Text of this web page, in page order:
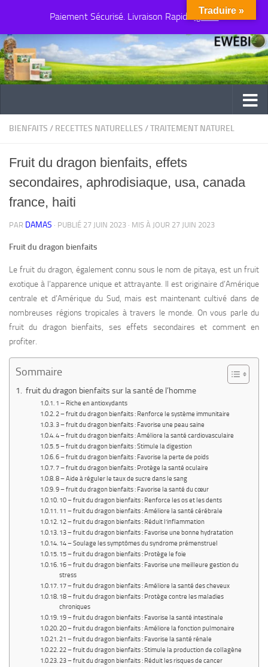
Paiement Sécurisé. Livraison Rapide Ignorer
Au dessous du contenu
BIENFAITS / RECETTES NATURELLES /TRAITEMENT NATUREL
Fruit du dragon bienfaits, effets
secondaires, aphrodisiaque, usa, canada
france, haiti
PAR DAMAS · PUBLIÉ 27 JUIN 2023 · MIS À JOUR 27 JUIN 2023
Fruit du dragon bienfaits
Le fruit du dragon, également connu sous le nom de pitaya, est un fruit
exotique à l’apparence unique et attrayante. Il est originaire d’Amérique
centrale et d’Amérique du Sud, mais est maintenant cultivé dans de
nombreuses régions tropicales à travers le monde. On vous parle du
fruit du dragon bienfaits, ses effets secondaires et comment en
profiter.
Sommaire
fruit du dragon bienfaits sur la santé de l’homme
1 – Riche en antioxydants
2 – fruit du dragon bienfaits : Renforce le système immunitaire
3 – fruit du dragon bienfaits : Favorise une peau saine
4 – fruit du dragon bienfaits : Améliore la santé cardiovasculaire
5 – fruit du dragon bienfaits : Stimule la digestion
6 – fruit du dragon bienfaits : Favorise la perte de poids
7 – fruit du dragon bienfaits : Protège la santé oculaire
8 – Aide à réguler le taux de sucre dans le sang
9 – fruit du dragon bienfaits : Favorise la santé du cœur
10 – fruit du dragon bienfaits : Renforce les os et les dents
11 – fruit du dragon bienfaits : Améliore la santé cérébrale
12 – fruit du dragon bienfaits : Réduit l’inflammation
13 – fruit du dragon bienfaits : Favorise une bonne hydratation
14 – Soulage les symptômes du syndrome prémenstruel
15 – fruit du dragon bienfaits : Protège le foie
16 – fruit du dragon bienfaits : Favorise une meilleure gestion du
stress
17 – fruit du dragon bienfaits : Améliore la santé des cheveux
18 – fruit du dragon bienfaits : Protège contre les maladies
chroniques
19 – fruit du dragon bienfaits : Favorise la santé intestinale
20 – fruit du dragon bienfaits : Améliore la fonction pulmonaire
21 – fruit du dragon bienfaits : Favorise la santé rénale
22 – fruit du dragon bienfaits : Stimule la production de collagène
23 – fruit du dragon bienfaits : Réduit les risques de cancer
Traduire »